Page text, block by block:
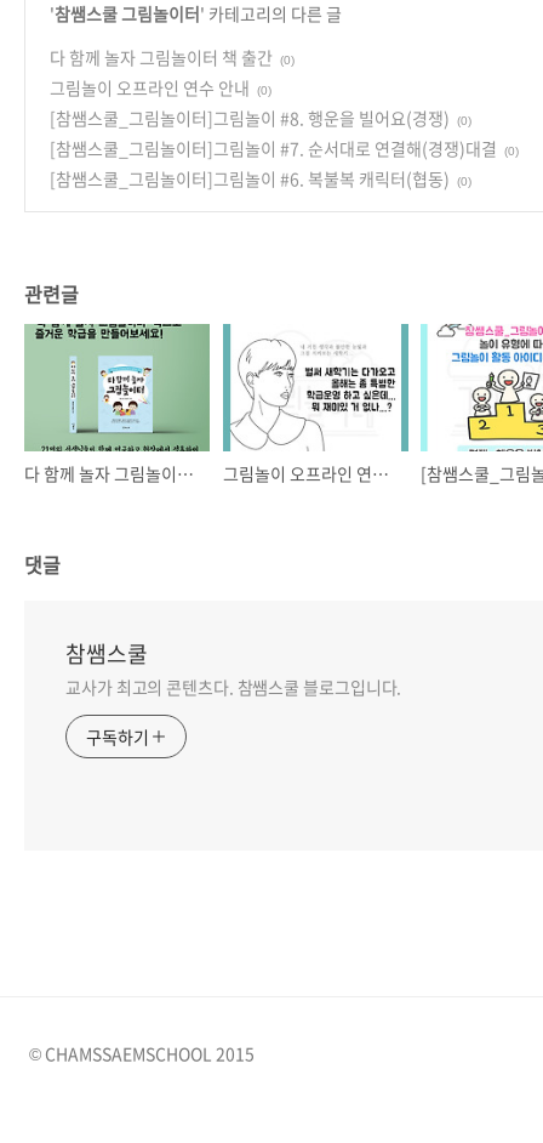
'참쌤스쿨 그림놀이터' 카테고리의 다른 글
다 함께 놀자 그림놀이터 책 출간
(0)
그림놀이 오프라인 연수 안내 (0)
[참쌤스쿨_그림놀이터]그림놀이 #8. 행운을 빌어요(경쟁) (0)
[참쌤스쿨_그림놀이터]그림놀이 #7. 순서대로 연결해(경쟁)대결 (0)
[참쌤스쿨_그림놀이터]그림놀이 #6. 복불복 캐릭터(협동) (0)
관련글
다 함께 놀자 그림놀이터 책 출간 그림놀이 오프라인 연수 안내
댓글
참쌤스쿨
교사가 최고의 콘텐츠다. 참쌤스쿨 블로그입니다.
구독하기
© CHAMSSAEMSCHOOL 2015